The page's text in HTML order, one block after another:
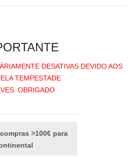
DESATIVAS DEVIDO AOS
TEMPESTADE
OBRIGADO
>100€ para